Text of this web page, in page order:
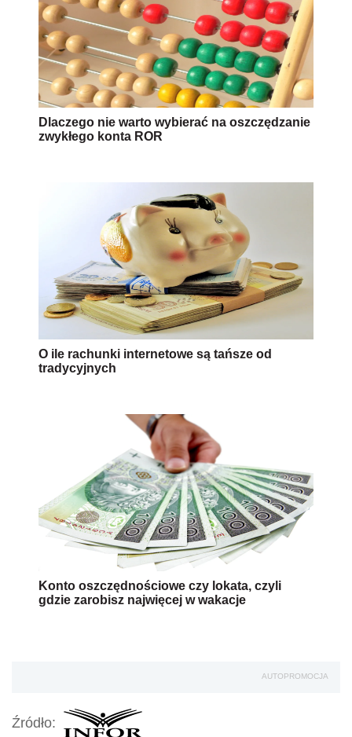
Dlaczego nie warto wybierać na oszczędzanie
zwykłego konta ROR
O ile rachunki internetowe są tańsze od
tradycyjnych
Konto oszczędnościowe czy lokata, czyli
gdzie zarobisz najwięcej w wakacje
AUTOPROMOCJA
Źródło: